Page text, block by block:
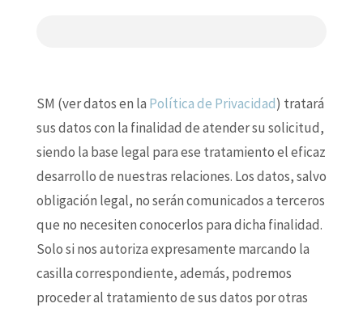
SM (ver datos en la Política de Privacidad) tratará
sus datos con la finalidad de atender su solicitud,
siendo la base legal para ese tratamiento el eficaz
desarrollo de nuestras relaciones. Los datos, salvo
obligación legal, no serán comunicados a terceros
que no necesiten conocerlos para dicha finalidad.
Solo si nos autoriza expresamente marcando la
casilla correspondiente, además, podremos
proceder al tratamiento de sus datos por otras